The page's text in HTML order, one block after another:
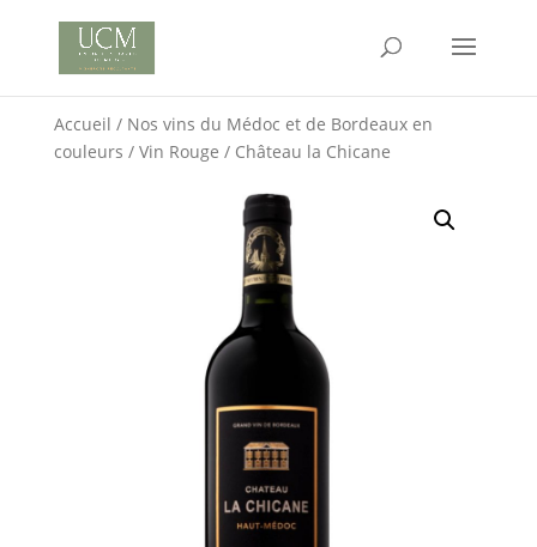
Accueil / Nos vins du Médoc et de Bordeaux en
couleurs / Vin Rouge / Château la Chicane